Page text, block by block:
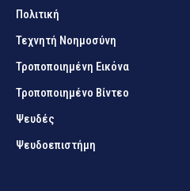
Πολιτική
Τεχνητή Νοημοσύνη
Τροποποιημένη Εικόνα
Τροποποιημένο Βίντεο
Ψευδές
Ψευδοεπιστήμη